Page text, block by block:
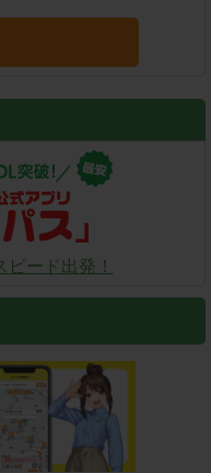
ード出発！